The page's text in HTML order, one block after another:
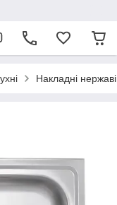
Накладні